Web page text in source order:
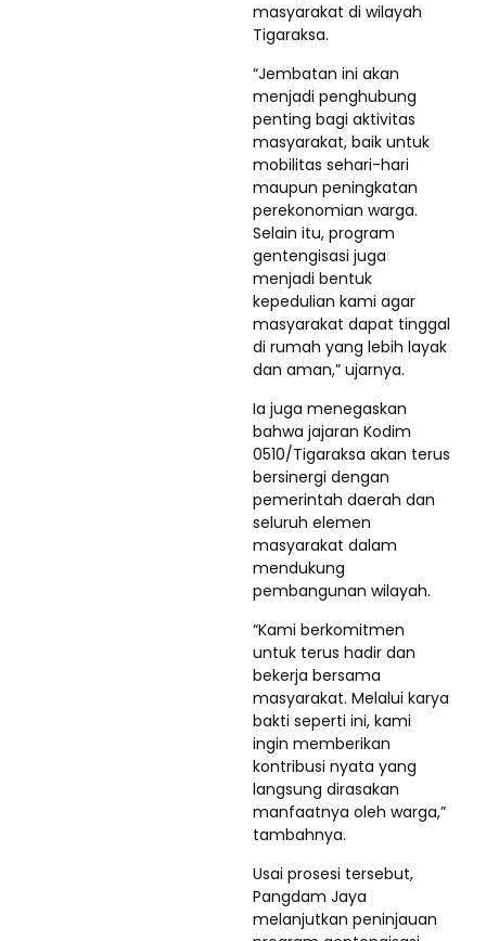
masyarakat di wilayah
Tigaraksa.
“Jembatan ini akan
menjadi penghubung
penting bagi aktivitas
masyarakat, baik untuk
mobilitas sehari-hari
maupun peningkatan
perekonomian warga.
Selain itu, program
gentengisasi juga
menjadi bentuk
kepedulian kami agar
masyarakat dapat tinggal
di rumah yang lebih layak
dan aman,” ujarnya.
Ia juga menegaskan
bahwa jajaran Kodim
0510/Tigaraksa akan terus
bersinergi dengan
pemerintah daerah dan
seluruh elemen
masyarakat dalam
mendukung
pembangunan wilayah.
“Kami berkomitmen
untuk terus hadir dan
bekerja bersama
masyarakat. Melalui karya
bakti seperti ini, kami
ingin memberikan
kontribusi nyata yang
langsung dirasakan
manfaatnya oleh warga,”
tambahnya.
Usai prosesi tersebut,
Pangdam Jaya
melanjutkan peninjauan